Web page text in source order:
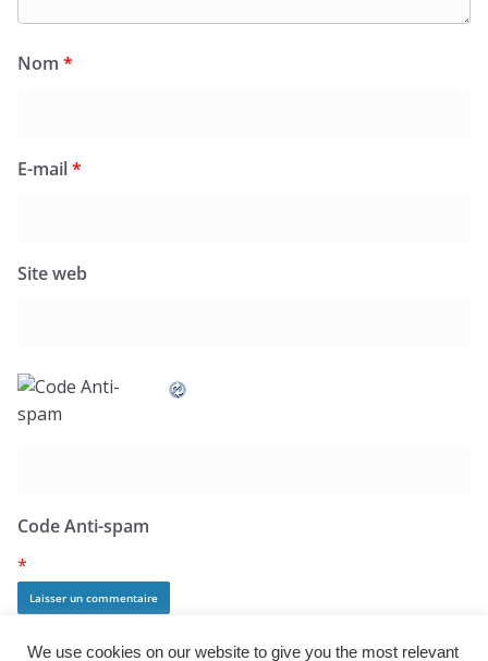
Nom *
E-mail*
Site web
Code Anti-spam
*
We use cookies on our website to give you the most relevant